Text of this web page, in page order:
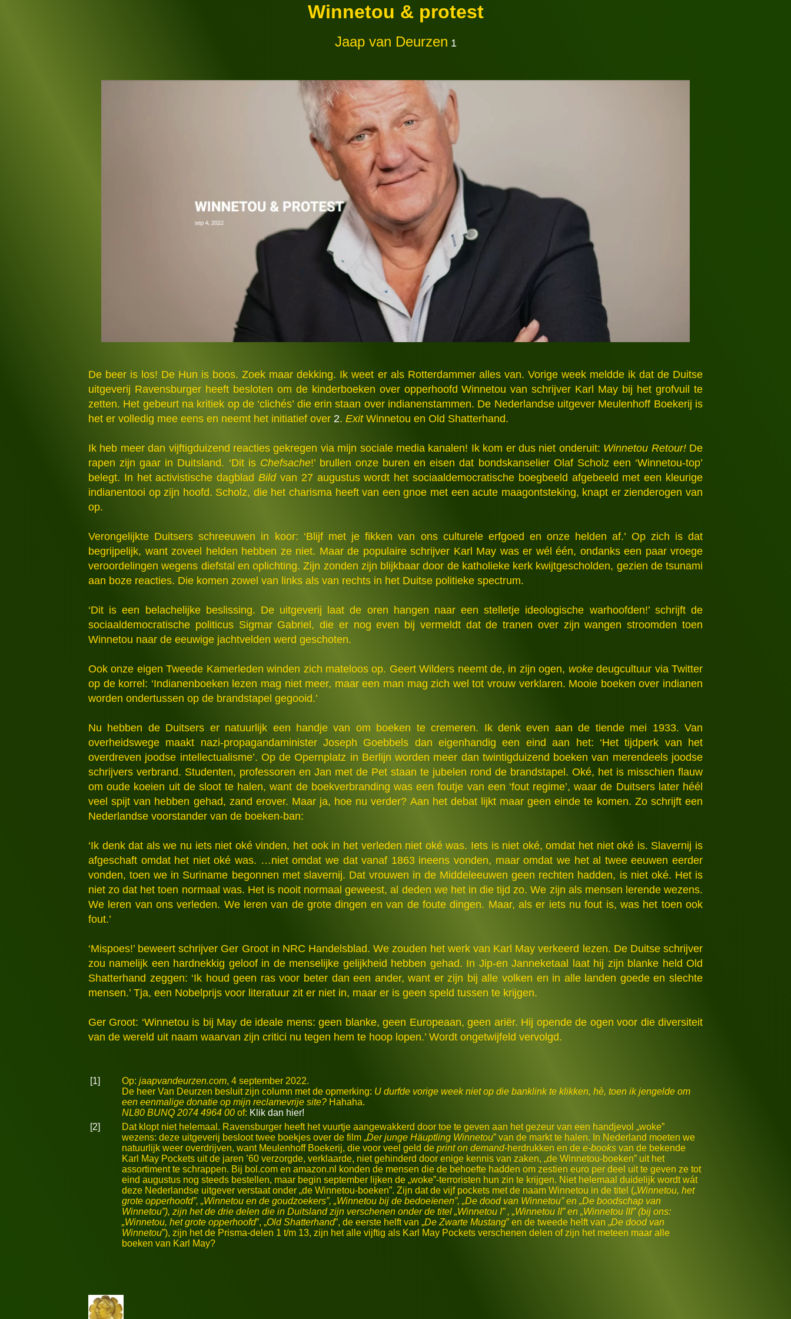
Winnetou & protest
Jaap van Deurzen 1
De beer is los! De Hun is boos. Zoek maar dekking. Ik weet er als Rotterdammer alles van. Vorige week meldde ik dat de Duitse
uitgeverij Ravensburger heeft besloten om de kinderboeken over opperhoofd Winnetou van schrijver Karl May bij het grofvuil te
zetten. Het gebeurt na kritiek op de ‘clichés’ die erin staan over indianenstammen. De Nederlandse uitgever Meulenhoff Boekerij is
het er volledig mee eens en neemt het initiatief over 2. ExitWinnetou en Old Shatterhand.
Ik heb meer dan vijftigduizend reacties gekregen via mijn sociale media kanalen! Ik kom er dus niet onderuit: Winnetou Retour!De
rapen zijn gaar in Duitsland. ‘Dit is Chefsache!’ brullen onze buren en eisen dat bondskanselier Olaf Scholz een ‘Winnetou-top’
belegt. In het activistische dagbladBildvan 27 augustus wordt het sociaaldemocratische boegbeeld afgebeeld met een kleurige
indianentooi op zijn hoofd. Scholz, die het charisma heeft van een gnoe met een acute maagontsteking, knapt er zienderogen van
op.
Verongelijkte Duitsers schreeuwen in koor: ‘Blijf met je fikken van ons culturele erfgoed en onze helden af.’ Op zich is dat
begrijpelijk, want zoveel helden hebben ze niet. Maar de populaire schrijver Karl May was er wél één, ondanks een paar vroege
veroordelingen wegens diefstal en oplichting. Zijn zonden zijn blijkbaar door de katholieke kerk kwijtgescholden, gezien de tsunami
aan boze reacties. Die komen zowel van links als van rechts in het Duitse politieke spectrum.
‘Dit is een belachelijke beslissing. De uitgeverij laat de oren hangen naar een stelletje ideologische warhoofden!’ schrijft de
sociaaldemocratische politicus Sigmar Gabriel, die er nog even bij vermeldt dat de tranen over zijn wangen stroomden toen
Winnetou naar de eeuwige jachtvelden werd geschoten.
Ook onze eigen Tweede Kamerleden winden zich mateloos op. Geert Wilders neemt de, in zijn ogen, wokedeugcultuur via Twitter
op de korrel: ‘Indianenboeken lezen mag niet meer, maar een man mag zich wel tot vrouw verklaren. Mooie boeken over indianen
worden ondertussen op de brandstapel gegooid.’
Nu hebben de Duitsers er natuurlijk een handje van om boeken te cremeren. Ik denk even aan de tiende mei 1933. Van
overheidswege maakt nazi-propagandaminister Joseph Goebbels dan eigenhandig een eind aan het: ‘Het tijdperk van het
overdreven joodse intellectualisme’. Op de Opernplatz in Berlijn worden meer dan twintigduizend boeken van merendeels joodse
schrijvers verbrand. Studenten, professoren en Jan met de Pet staan te jubelen rond de brandstapel. Oké, het is misschien flauw
om oude koeien uit de sloot te halen, want de boekverbranding was een foutje van een ‘fout regime’, waar de Duitsers later héél
veel spijt van hebben gehad, zand erover. Maar ja, hoe nu verder? Aan het debat lijkt maar geen einde te komen. Zo schrijft een
Nederlandse voorstander van de boeken-ban:
‘Ik denk dat als we nu iets niet oké vinden, het ook in het verleden niet oké was. Iets is niet oké, omdat het niet oké is. Slavernij is
afgeschaft omdat het niet oké was. …niet omdat we dat vanaf 1863 ineens vonden, maar omdat we het al twee eeuwen eerder
vonden, toen we in Suriname begonnen met slavernij. Dat vrouwen in de Middeleeuwen geen rechten hadden, is niet oké. Het is
niet zo dat het toen normaal was. Het is nooit normaal geweest, al deden we het in die tijd zo. We zijn als mensen lerende wezens.
We leren van ons verleden. We leren van de grote dingen en van de foute dingen. Maar, als er iets nu fout is, was het toen ook
fout.’
‘Mispoes!’ beweert schrijver Ger Groot in NRC Handelsblad. We zouden het werk van Karl May verkeerd lezen. De Duitse schrijver
zou namelijk een hardnekkig geloof in de menselijke gelijkheid hebben gehad. In Jip-en Janneketaal laat hij zijn blanke held Old
Shatterhand zeggen: ‘Ik houd geen ras voor beter dan een ander, want er zijn bij alle volken en in alle landen goede en slechte
mensen.’ Tja, een Nobelprijs voor literatuur zit er niet in, maar er is geen speld tussen te krijgen.
Ger Groot: ‘Winnetou is bij May de ideale mens: geen blanke, geen Europeaan, geen ariër. Hij opende de ogen voor die diversiteit
van de wereld uit naam waarvan zijn critici nu tegen hem te hoop lopen.’ Wordt ongetwijfeld vervolgd.
[1] Op: jaapvandeurzen.com, 4 september 2022.
De heer Van Deurzen besluit zijn column met de opmerking: U durfde vorige week niet op die banklink te klikken, hè, toen ik jengelde om
een eenmalige donatie op mijn reclamevrije site? Hahaha.
NL80 BUNQ 2074 4964 00 of: Klik dan hier!
[2]
Dat klopt niet helemaal. Ravensburger heeft het vuurtje aangewakkerd door toe te geven aan het gezeur van een handjevol „woke”
wezens: deze uitgeverij besloot twee boekjes over de film „Der junge Häuptling Winnetou” van de markt te halen. In Nederland moeten we
natuurlijk weer overdrijven, want Meulenhoff Boekerij, die voor veel geld de print on demand-herdrukken en de e-books van de bekende
Karl May Pockets uit de jaren ’60 verzorgde, verklaarde, niet gehinderd door enige kennis van zaken, „de Winnetou-boeken” uit het
assortiment te schrappen. Bij bol.com en amazon.nl konden de mensen die de behoefte hadden om zestien euro per deel uit te geven ze tot
eind augustus nog steeds bestellen, maar begin september lijken de „woke”-terroristen hun zin te krijgen. Niet helemaal duidelijk wordt wát
deze Nederlandse uitgever verstaat onder „de Winnetou-boeken”. Zijn dat de vijf pockets met de naam Winnetou in de titel („Winnetou, het
grote opperhoofd”, „Winnetou en de goudzoekers”, „Winnetou bij de bedoeïenen”, „De dood van Winnetou” en „De boodschap van
Winnetou”), zijn het de drie delen die in Duitsland zijn verschenen onder de titel „Winnetou I” , „Winnetou II” en „Winnetou III” (bij ons:
„Winnetou, het grote opperhoofd”, „Old Shatterhand”, de eerste helft van „De Zwarte Mustang” en de tweede helft van „De dood van
Winnetou”), zijn het de Prisma-delen 1 t/m 13, zijn het alle vijftig als Karl May Pockets verschenen delen of zijn het meteen maar alle
boeken van Karl May?